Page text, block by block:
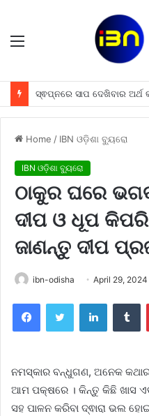
Menu
ସ୍ଵପ୍ନରେ ସାପ ଦେଖିବାର ଅର୍ଥ
Home / IBN ଓଡ଼ିଶା ବ୍ୟୁରୋ
IBN ଓଡ଼ିଶା ବ୍ୟୁରୋ
ଠାକୁର ଘରେ
ଦୀପ ଓ ଧୂପ
ଜାଣନ୍ତୁ ଦୀପ
ibn-odisha April 29, 2024
FacebookTwitter LinkedIn
ନମସ୍କାର ବନ୍ଧୁଗଣ, ଅନେକ
ଆମ ପକ୍ଷରେ । କିନ୍ତୁ କିଛି ଖାସ
ସହ ପାଳନ କରିବା ଦ୍ଵାରା ଭଲ